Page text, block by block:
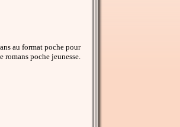
au format poche pour
poche jeunesse.